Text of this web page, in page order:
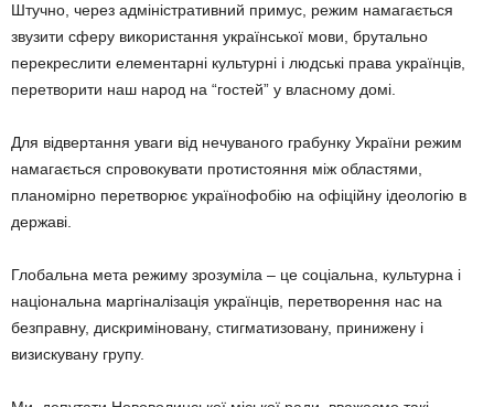
Штучно, через адміністративний примус, режим намагається
звузити сферу використання української мови, брутально
перекреслити елементарні культурні і людські права українців,
перетворити наш народ на “гостей” у власному домі.
Для відвертання уваги від нечуваного грабунку України режим
намагається спровокувати протистояння між областями,
планомірно перетворює українофобію на офіційну ідеологію в
державі.
Глобальна мета режиму зрозуміла – це соціальна, культурна і
національна маргіналізація українців, перетворення нас на
безправну, дискриміновану, стигматизовану, принижену і
визискувану групу.